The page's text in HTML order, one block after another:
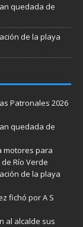
quedada de
de la playa
Patronales 2026
quedada de
motores para
Río Verde
de la playa
fichó por A S
al alcalde sus